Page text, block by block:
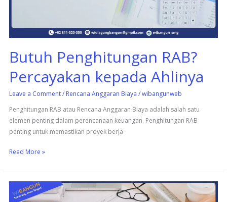
Butuh Penghitungan RAB?
Percayakan kepada Ahlinya
Leave a Comment / Rencana Anggaran Biaya /wibangunweb
Penghitungan RAB atau Rencana Anggaran Biaya adalah salah satu
elemen penting dalam perencanaan keuangan. Penghitungan RAB
penting untuk memastikan proyek berja
Read More »
Mengapa
Rencana